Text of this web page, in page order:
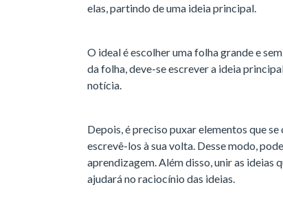
elas, partindo de uma ideia principal.
O ideal é escolher uma folha grande e
da folha, deve-se escrever a ideia
notícia.
Depois, é preciso puxar elementos que
escrevê-los à sua volta. Desse modo,
aprendizagem. Além disso, unir as ideias
ajudará no raciocínio das ideias.